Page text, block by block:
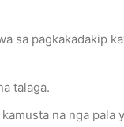
sa pagkakadakip
talaga.
na nga